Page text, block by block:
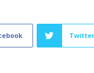
Twitter